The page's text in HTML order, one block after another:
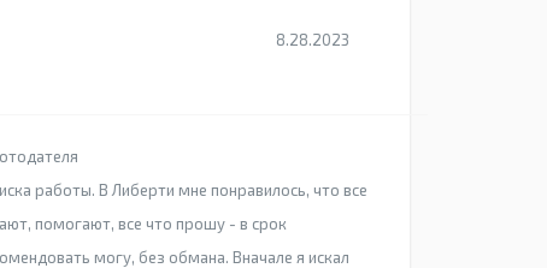
8.28.2023
работы. В Либерти мне понравилось, что все
помогают, все что прошу - в срок
могу, без обмана. Вначале я искал